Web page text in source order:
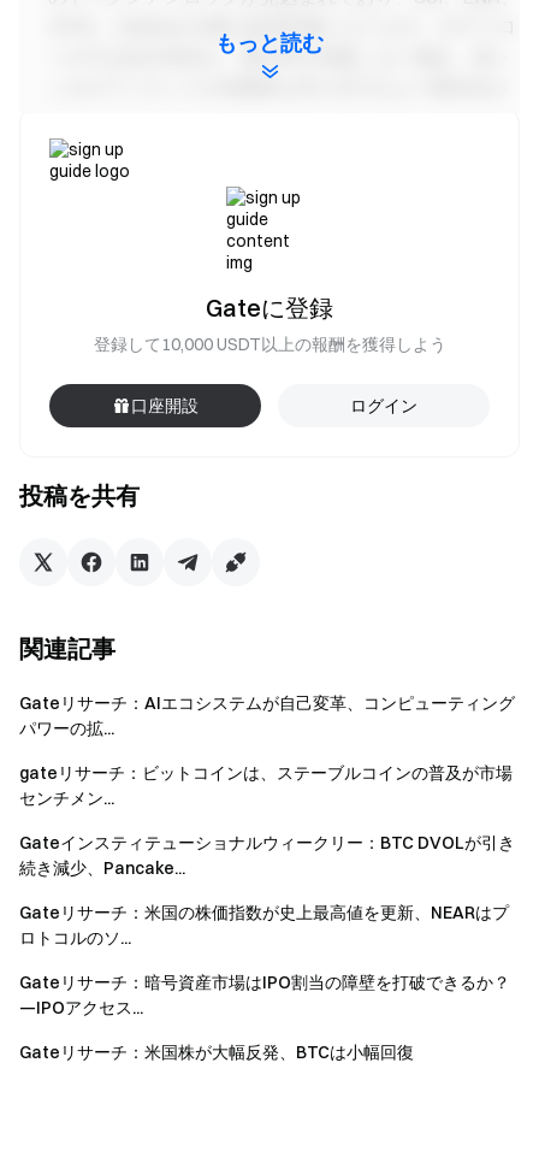
HYPE、EIGENが主要な監視対象となります。ETFフロ
ーが引き続き弱含み、委託料が回復しない場合、高レ
シオのアンロックが短期的な売り圧力をより顕在化さ
詳細はこちら →
が短期取引に影響、予測市場とRWAナラティブが注目を
は、テクニカル分析、相場分析、業界リサ
ーチ、トレンド予測、マクロ経済政策分析など、読者向け
に深いコンテンツを提供する総合的なブロックチェーン・
免責事項
暗号資産市場への投資には高いリスクが伴います。投資判
断を行う前に、ご自身で十分なリサーチを行い、資産や商
す。
Gateは、これらの判断によって生じたいかなる損失
Gate チーム
2026 年 4 月 30 日
4,900 種類以上の暗号通貨を安全かつ迅速、簡単に取引可
能
今すぐ行動を
サインアップ
友達を招待して 40％ のコミッションを獲得
Gate 公式ウェブサイトを訪問
もっと読む
投稿を共有
Gateに登録
登録して10,000 USDT以上の報酬を獲得しよう
口座開設 ログイン
関連記事
Gateリサーチ：AIエコシステムが自己変革、コンピューティング
パワーの拡...
gateリサーチ：ビットコインは、ステーブルコインの普及が市場
センチメン...
Gateインスティテューショナルウィークリー：BTC DVOLが引き
続き減少、Pancake...
Gateリサーチ：米国の株価指数が史上最高値を更新、NEARはプ
ロトコルのソ...
Gateリサーチ：暗号資産市場はIPO割当の障壁を打破できるか？
—IPOアクセス...
Gateリサーチ：米国株が大幅反発、BTCは小幅回復